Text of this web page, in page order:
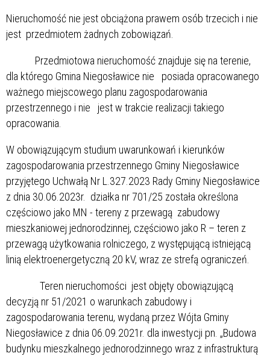
Nieruchomość nie jest obciążona prawem osób trzecich i nie
jest przedmiotem żadnych zobowiązań.
Przedmiotowa nieruchomość znajduje się na terenie,
dla którego Gmina Niegosławice nie posiada opracowanego
ważnego miejscowego planu zagospodarowania
przestrzennego i nie jest w trakcie realizacji takiego
opracowania.
W obowiązującym studium uwarunkowań i kierunków
zagospodarowania przestrzennego Gminy Niegosławice
przyjętego Uchwałą Nr L.327.2023 Rady Gminy Niegosławice
z dnia 30.06.2023r. działka nr 701/25 została określona
częściowo jako MN - tereny z przewagą zabudowy
mieszkaniowej jednorodzinnej, częściowo jako R – teren z
przewagą użytkowania rolniczego, z występującą istniejącą
linią elektroenergetyczną 20 kV, wraz ze strefą ograniczeń.
Teren nieruchomości jest objęty obowiązującą
decyzją nr 51/2021 o warunkach zabudowy i
zagospodarowania terenu, wydaną przez Wójta Gminy
Niegosławice z dnia 06.09.2021r. dla inwestycji pn. „Budowa
budynku mieszkalnego jednorodzinnego wraz z infrastrukturą